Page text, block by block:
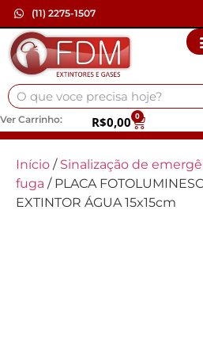
(11) 2275-1507
Ver Carrinho: R$0,00 0
Início / Sinalização de
fuga / PLACA
EXTINTOR ÁGUA 15x15cm